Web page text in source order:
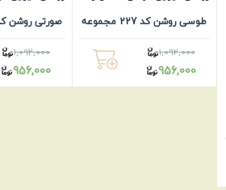
طوسی روشن کد 227 مجموعه
1عددی1,092,000
956,000
1عددی1,092,000
956,000